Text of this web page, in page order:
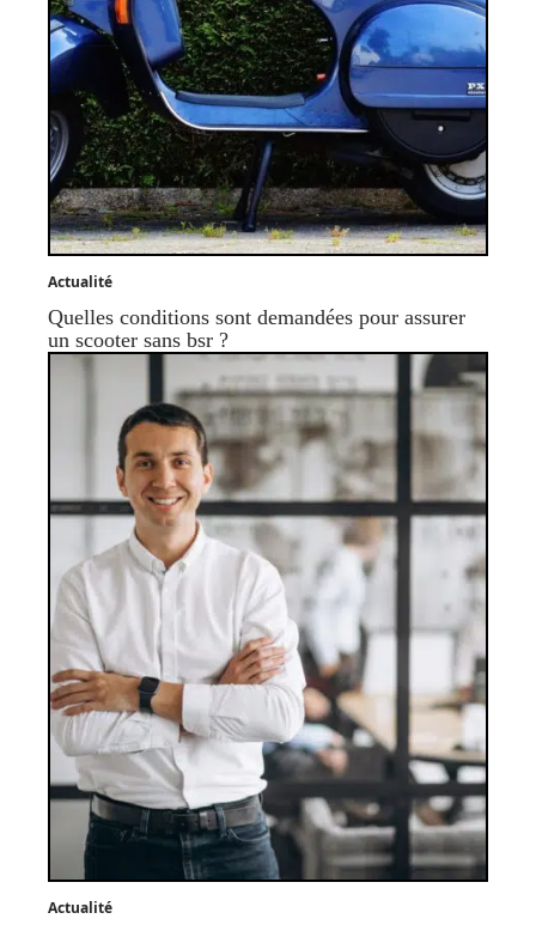
Actualité
Quelles conditions sont demandées pour assurer
un scooter sans bsr ?
Actualité